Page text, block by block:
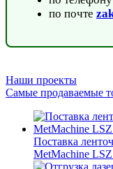
по почте
Наши проекты
Самые продаваемые
Поставка
MetMachine